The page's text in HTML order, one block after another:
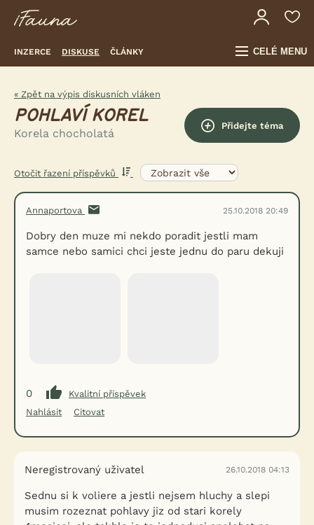
INZERCE DISKUSE ČLÁNKY CELÉ MENU
« Zpět na výpis diskusních vláken
POHLAVÍ KOREL
Korela chocholatá
Přidejte téma
Otočit řazení příspěvků
Annaportova 25.10.2018 20:49
Dobry den muze mi nekdo poradit jestli mam
samce nebo samici chci jeste jednu do paru dekuji
0
Kvalitní příspěvek
Nahlásit
Citovat
Neregistrovaný uživatel 26.10.2018 04:13
Sednu si k voliere a jestli nejsem hluchy a slepi
musim rozeznat pohlavy jiz od stari korely